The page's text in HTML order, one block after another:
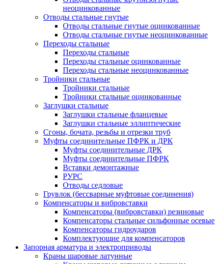
неоцинкованные
Отводы стальные гнутые
Отводы стальные гнутые оцинкованные
Отводы стальные гнутые неоцинкованные
Переходы стальные
Переходы стальные
Переходы стальные оцинкованные
Переходы стальные неоцинкованные
Тройники стальные
Тройники стальные
Тройники стальные оцинкованные
Заглушки стальные
Заглушки стальные фланцевые
Заглушки стальные эллиптические
Сгоны, бочата, резьбы и отрезки труб
Муфты соединительные ПФРК и ДРК
Муфты соединительные ДРК
Муфты соединительные ПФРК
Вставки демонтажные
РУРС
Отводы седловые
Грувлок (бессварные муфтовые соединения)
Компенсаторы и вибровставки
Компенсаторы (вибровставки) резиновые
Компенсаторы стальные сильфонные осевые
Компенсаторы гидроударов
Комплектующие для компенсаторов
Запорная арматура и электроприводы
Краны шаровые латунные